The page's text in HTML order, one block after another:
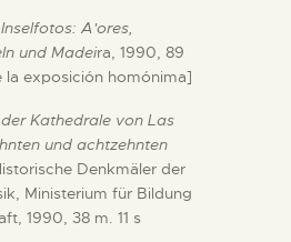
A'ores,
und Madeira, 1990, 89
la exposición homónima]
Kathedrale von Las
und achtzehnten
Denkmäler der
Ministerium für Bildung
1990, 38 m. 11 s